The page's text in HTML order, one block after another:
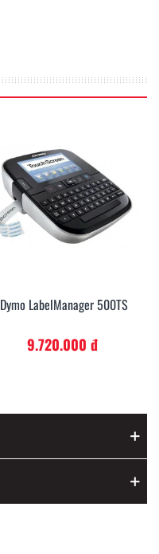
Dymo LabelManager 500TS
9.720.000 đ